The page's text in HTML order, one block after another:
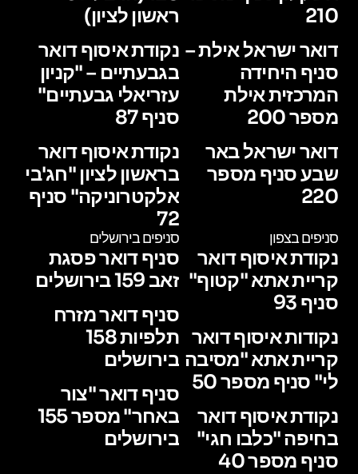
210
דואר ישראל אילת –
סניף היחידה
המרכזית אילת
מספר 200
דואר ישראל באר
שבע סניף מספר
220
ראשון לציון)
נקודת איסוף דואר
בגבעתיים – "קניון
עזריאלי גבעתיים"
סניף 87
נקודת איסוף דואר
בראשון לציון "חג'בי
אלקטרוניקה" סניף
72
סניפים בצפון
נקודת איסוף דואר
קריית אתא "קטוף"
סניף 93
נקודות איסוף דואר
קריית אתא "מסיבה
לי" סניף מספר 50
נקודת איסוף דואר
בחיפה "כלבו חגי"
סניף מספר 40
סניפים בירושלים
סניף דואר פסגת
זאב 159 בירושלים
סניף דואר מזרח
תלפיות 158
בירושלים
סניף דואר "צור
באחר" מספר 155
בירושלים